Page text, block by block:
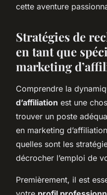
cette aventure
Stratégies de
en tant que
marketing
Comprendre la
d’affiliation est une
trouver un poste
en marketing
quelles sont les
décrocher l’emploi de
Premièrement, il est